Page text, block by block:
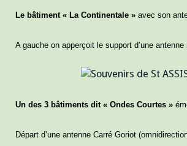
Le bâtiment « La Continentale » avec son
A gauche on apperçoit le support d’une antenne
Un des 3 bâtiments dit « Ondes Courtes »
Départ d’une antenne Carré Goriot